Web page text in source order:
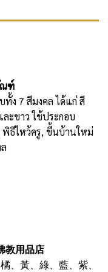
ณฑ์
ทั้ง 7 สีมงคล ได้แก่ สี
ะขาว ใช้ประกอบ
พิธีไหว้ครู, ขึ้นบ้านใหม่
教用品店
、黃、綠、藍、紫、